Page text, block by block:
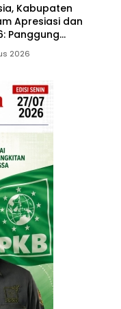
Kabupaten
Apresiasi dan
Panggung
Publik
2026